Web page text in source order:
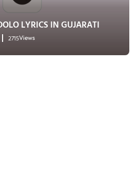
LYRICS IN GUJARATI
2715Views